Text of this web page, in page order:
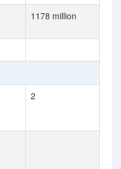
1178 million
2